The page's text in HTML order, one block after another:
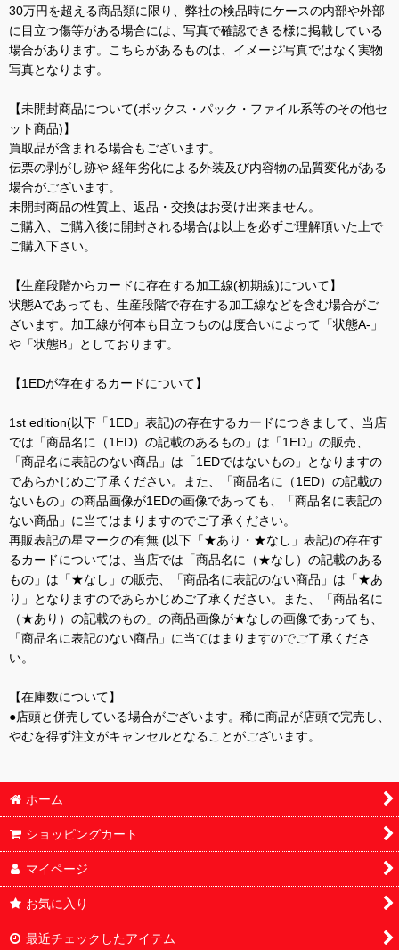
30万円を超える商品類に限り、弊社の検品時にケースの内部や外部
に目立つ傷等がある場合には、写真で確認できる様に掲載している
場合があります。こちらがあるものは、イメージ写真ではなく実物
写真となります。
【未開封商品について(ボックス・パック・ファイル系等のその他セ
ット商品)】
買取品が含まれる場合もございます。
伝票の剥がし跡や 経年劣化による外装及び内容物の品質変化がある
場合がございます。
未開封商品の性質上、返品・交換はお受け出来ません。
ご購入、ご購入後に開封される場合は以上を必ずご理解頂いた上で
ご購入下さい。
【生産段階からカードに存在する加工線(初期線)について】
状態Aであっても、生産段階で存在する加工線などを含む場合がご
ざいます。加工線が何本も目立つものは度合いによって「状態A-」
や「状態B」としております。
【1EDが存在するカードについて】
1st edition(以下「1ED」表記)の存在するカードにつきまして、当店
では「商品名に（1ED）の記載のあるもの」は「1ED」の販売、
「商品名に表記のない商品」は「1EDではないもの」となりますの
であらかじめご了承ください。また、「商品名に（1ED）の記載の
ないもの」の商品画像が1EDの画像であっても、「商品名に表記の
ない商品」に当てはまりますのでご了承ください。
再販表記の星マークの有無 (以下「★あり・★なし」表記)の存在す
るカードについては、当店では「商品名に（★なし）の記載のある
もの」は「★なし」の販売、「商品名に表記のない商品」は「★あ
り」となりますのであらかじめご了承ください。また、「商品名に
（★あり）の記載のもの」の商品画像が★なしの画像であっても、
「商品名に表記のない商品」に当てはまりますのでご了承くださ
い。
【在庫数について】
●店頭と併売している場合がございます。稀に商品が店頭で完売し、
やむを得ず注文がキャンセルとなることがございます。
ホーム
ショッピングカート
マイページ
お気に入り
最近チェックしたアイテム